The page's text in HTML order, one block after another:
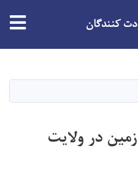
content
کنندگان
در ولایت